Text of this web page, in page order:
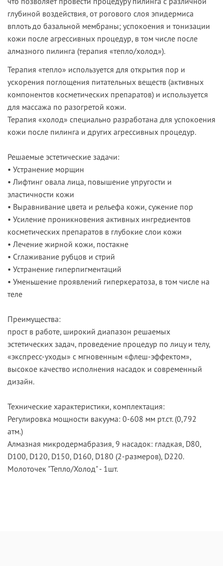
глубиной воздействия, от рогового слоя эпидермиса
вплоть до базальной мембраны; успокоения и тонизации
кожи после агрессивных процедур, в том числе после
алмазного пилинга (терапия «тепло/холод»).
Терапия «тепло» используется для открытия пор и
ускорения поглощения питательных веществ (активных
компонентов косметических препаратов) и используется
для массажа по разогретой кожи.
Терапия «холод» специально разработана для успокоения
кожи после пилинга и других агрессивных процедур.
Решаемые эстетические задачи:
• Устранение морщин
• Лифтинг овала лица, повышение упругости и
эластичности кожи
• Выравнивание цвета и рельефа кожи, сужение пор
• Усиление проникновения активных ингредиентов
косметических препаратов в глубокие слои кожи
• Лечение жирной кожи, постакне
• Сглаживание рубцов и стрий
• Устранение гиперпигментаций
• Уменьшение проявлений гиперкератоза, в том числе на
теле
Преимущества:
прост в работе, широкий диапазон решаемых
эстетических задач, проведение процедур по лицу и телу,
«экспресс-уходы» с мгновенным «флеш-эффектом»,
высокое качество исполнения насадок и современный
дизайн.
Технические характеристики, комплектация:
Регулировка мощности вакуума: 0-608 мм рт.ст. (0,792
атм.)
Алмазная микродермабразия, 9 насадок: гладкая, D80,
D100, D120, D150, D160, D180 (2-размеров), D220.
Молоточек "Тепло/Холод" - 1шт.